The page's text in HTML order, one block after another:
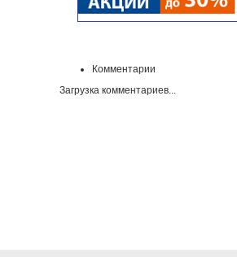
Комментарии
Загрузка комментариев...